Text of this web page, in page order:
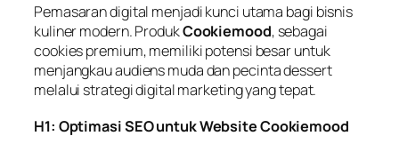
Pemasaran digital menjadi kunci utama bagi bisnis
kuliner modern. ProdukCookiemood, sebagai
cookies premium, memiliki potensi besar untuk
menjangkau audiens muda dan pecinta dessert
melalui strategi digital marketing yang tepat.
H1: Optimasi SEO untuk Website Cookiemood